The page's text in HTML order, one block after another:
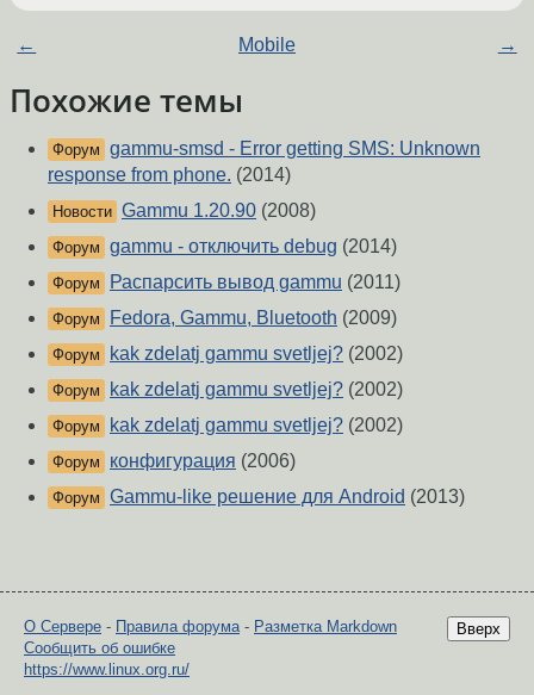
← Mobile →
Похожие темы
Форум gammu-smsd - Error getting SMS: Unknown
response from phone. (2014)
Новости Gammu 1.20.90 (2008)
Форум gammu - отключить debug (2014)
Форум Распарсить вывод gammu (2011)
Форум Fedora, Gammu, Bluetooth (2009)
Форум kak zdelatj gammu svetljej? (2002)
Форум kak zdelatj gammu svetljej? (2002)
Форум kak zdelatj gammu svetljej? (2002)
Форум конфигурация (2006)
Форум Gammu-like решение для Android (2013)
Вверх
О Сервере - Правила форума- Разметка Markdown
Сообщить об ошибке
https://www.linux.org.ru/